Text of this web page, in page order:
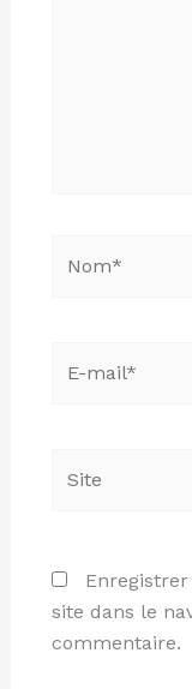
site dans le
commentaire.